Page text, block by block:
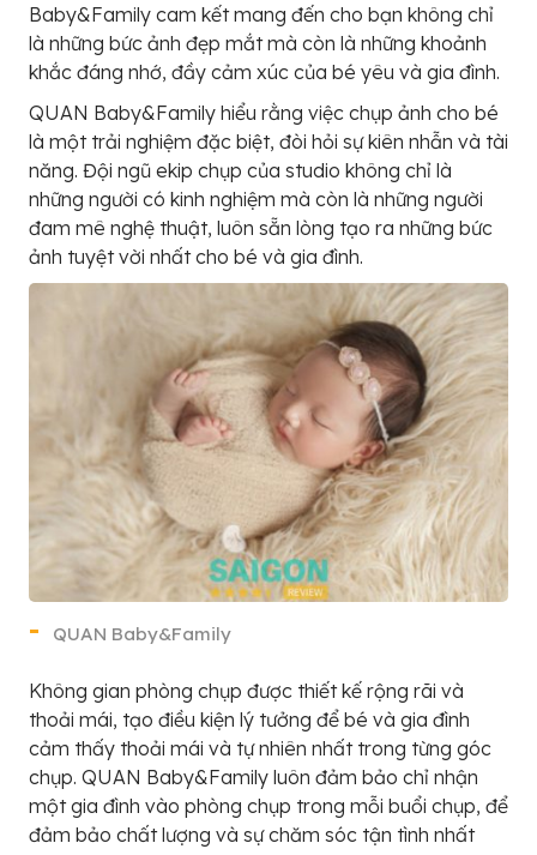
Baby&Family cam kết mang đến cho bạn không chỉ
là những bức ảnh đẹp mắt mà còn là những khoảnh
khắc đáng nhớ, đầy cảm xúc của bé yêu và gia đình.
QUAN Baby&Family hiểu rằng việc chụp ảnh cho bé
là một trải nghiệm đặc biệt, đòi hỏi sự kiên nhẫn và tài
năng. Đội ngũ ekip chụp của studio không chỉ là
những người có kinh nghiệm mà còn là những người
đam mê nghệ thuật, luôn sẵn lòng tạo ra những bức
ảnh tuyệt vời nhất cho bé và gia đình.
QUAN Baby&Family
Không gian phòng chụp được thiết kế rộng rãi và
thoải mái, tạo điều kiện lý tưởng để bé và gia đình
cảm thấy thoải mái và tự nhiên nhất trong từng góc
chụp. QUAN Baby&Family luôn đảm bảo chỉ nhận
một gia đình vào phòng chụp trong mỗi buổi chụp, để
đảm bảo chất lượng và sự chăm sóc tận tình nhất